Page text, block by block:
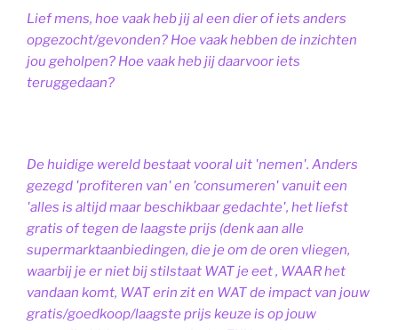
Lief mens, hoe vaak heb jij al een dier of iets anders
opgezocht/gevonden? Hoe vaak hebben de inzichten
jou geholpen? Hoe vaak heb jij daarvoor iets
teruggedaan?
De huidige wereld bestaat vooral uit 'nemen'. Anders
gezegd 'profiteren van' en 'consumeren' vanuit een
'alles is altijd maar beschikbaar gedachte', het liefst
gratis of tegen de laagste prijs (denk aan alle
supermarktaanbiedingen, die je om de oren vliegen,
waarbij je er niet bij stilstaat WAT je eet , WAAR het
vandaan komt, WAT erin zit en WAT de impact van jouw
gratis/goedkoop/laagste prijs keuze is op jouw